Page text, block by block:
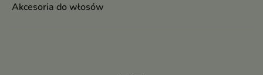
Akcesoria do włosów